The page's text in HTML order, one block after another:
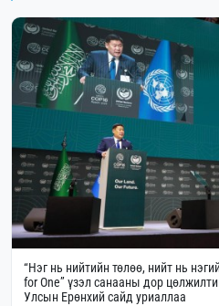
“Нэг нь нийтийн төлөө, нийт нь
for One” үзэл санааны дор
Улсын Ерөнхий сайд уриаллаа